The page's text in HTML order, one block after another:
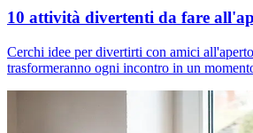
10 attività divertenti da fare
Cerchi idee per divertirti con amici
trasformeranno ogni incontro in un